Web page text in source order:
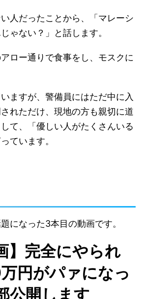
人だったことから、「マレーシ
ゃない？」と話します。
ロー通りで食事をし、モスクに
ますが、警備員にはただ中に入
れただけ、現地の方も親切に道
て、「優しい人がたくさんいる
ています。
になった3本目の動画です。
】完全にやられ
円がパァになっ
公開します